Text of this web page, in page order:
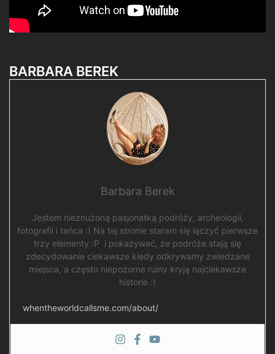
BARBARA BEREK
Barbara Berek
Jestem nieznużoną pasjonatką podróży, archeologii,
fotografii i tańca :) Na tej stronie staram się łączyć pierwsze
trzy elementy :P i pokazywać, że podróże stają się
zdecydowanie ciekawsze kiedy odkrywamy zwiedzane
miejsca, a często niepozorne ruiny kryją najciekawsze
historie :)
whentheworldcallsme.com/about/